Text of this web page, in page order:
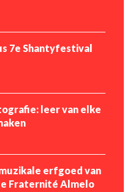
7e Shantyfestival
leer van elke
erfgoed van
Fraternité Almelo